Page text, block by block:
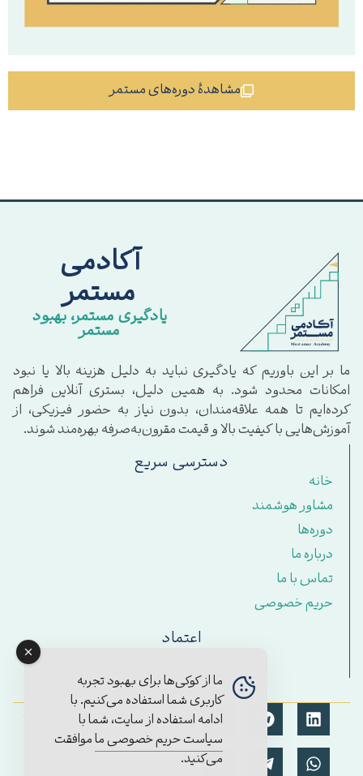
مشاهدهٔ دوره‌های مستمر
آکادمی
مستمر
یادگیری مستمر، بهبود
مستمر
ما بر این باوریم که یادگیری نباید به دلیل هزینه بالا یا نبود
امکانات محدود شود. به همین دلیل، بستری آنلاین فراهم
کرده‌ایم تا همه علاقه‌مندان، بدون نیاز به حضور فیزیکی، از
آموزش‌هایی با کیفیت بالا و قیمت مقرون‌به‌صرفه بهره‌مند شوند.
دسترسی سریع
خانه
مشاور هوشمند
دوره‌ها
درباره ما
تماس با ما
حریم خصوصی
اعتماد
© تمامی حقوق برای آکادمی
مستمر محفوظ است.
۱۴۰۴/2025
ما از کوکی‌ها برای بهبود تجربه
کاربری شما استفاده می‌کنیم. با
ادامه استفاده از سایت، شما با
سیاست حریم خصوصی ماموافقت
می‌کنید.